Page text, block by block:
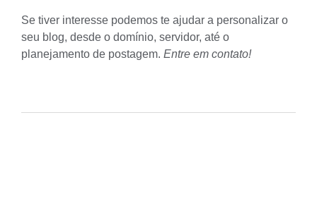
Se tiver interesse podemos te ajudar a personalizar o
seu blog, desde o domínio, servidor, até o
planejamento de postagem. Entre em contato!